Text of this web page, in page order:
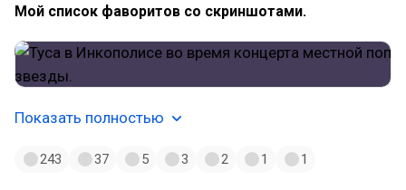
Мой список фаворитов со скриншотами.
Показать полностью
243 37 5 3 2 1 1